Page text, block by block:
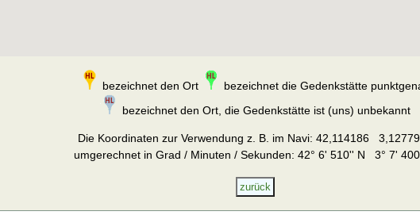
bezeichnet den Ort
bezeichnet die Gedenkstätte
bezeichnet den Ort, die Gedenkstätte ist (uns) unbekannt
Die Koordinaten zur Verwendung z. B. im Navi: 42,114186
umgerechnet in Grad / Minuten / Sekunden: 42° 6' 510'' N 3° 7'